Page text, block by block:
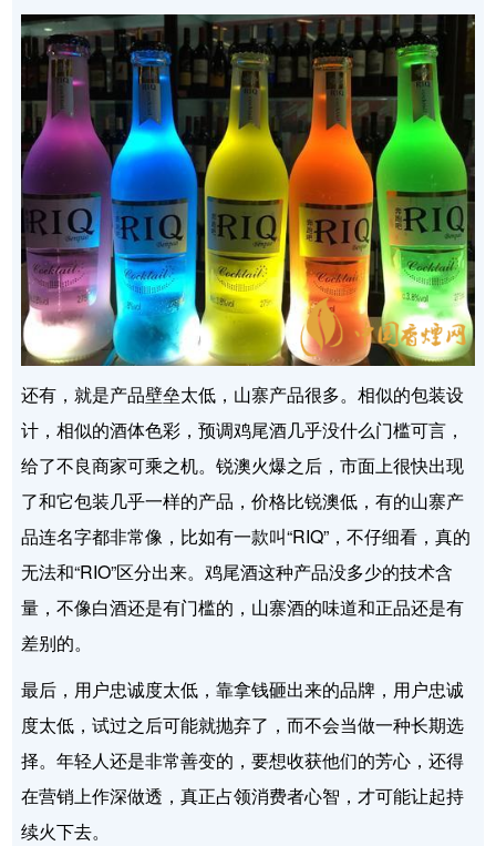
还有，就是产品壁垒太低，山寨产品很多。相似的包装设
计，相似的酒体色彩，预调鸡尾酒几乎没什么门槛可言，
给了不良商家可乘之机。锐澳火爆之后，市面上很快出现
了和它包装几乎一样的产品，价格比锐澳低，有的山寨产
品连名字都非常像，比如有一款叫“RIQ”，不仔细看，真的
无法和“RIO”区分出来。鸡尾酒这种产品没多少的技术含
量，不像白酒还是有门槛的，山寨酒的味道和正品还是有
差别的。
最后，用户忠诚度太低，靠拿钱砸出来的品牌，用户忠诚
度太低，试过之后可能就抛弃了，而不会当做一种长期选
择。年轻人还是非常善变的，要想收获他们的芳心，还得
在营销上作深做透，真正占领消费者心智，才可能让起持
续火下去。